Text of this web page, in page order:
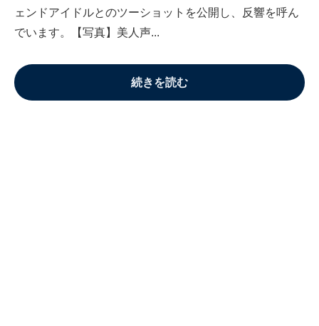
ェンドアイドルとのツーショットを公開し、反響を呼ん
でいます。【写真】美人声...
続きを読む